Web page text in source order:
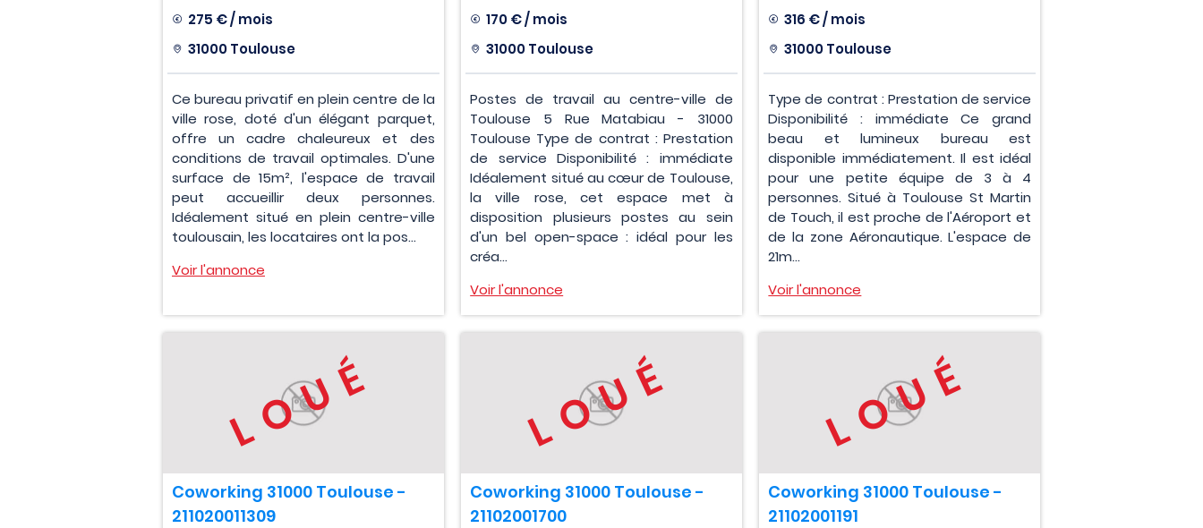
275 € / mois
31000 Toulouse
Ce bureau privatif en plein centre de la
ville rose, doté d'un élégant parquet,
offre un cadre chaleureux et des
conditions de travail optimales. D'une
surface de 15m², l'espace de travail
peut accueillir deux personnes.
Idéalement situé en plein centre-ville
toulousain, les locataires ont la pos...
Voir l'annonce
170 € / mois
31000 Toulouse
Postes de travail au centre-ville de
Toulouse 5 Rue Matabiau - 31000
Toulouse Type de contrat : Prestation
de service Disponibilité : immédiate
Idéalement situé au cœur de Toulouse,
la ville rose, cet espace met à
disposition plusieurs postes au sein
d'un bel open-space : idéal pour les
créa...
Voir l'annonce
316 € / mois
31000 Toulouse
Type de contrat : Prestation de service
Disponibilité : immédiate Ce grand
beau et lumineux bureau est
disponible immédiatement. Il est idéal
pour une petite équipe de 3 à 4
personnes. Situé à Toulouse St Martin
de Touch, il est proche de l'Aéroport et
de la zone Aéronautique. L'espace de
21m...
Voir l'annonce
LOUÉ
Coworking 31000 Toulouse -
211020011309
LOUÉ
Coworking 31000 Toulouse -
21102001700
LOUÉ
Coworking 31000 Toulouse -
21102001191